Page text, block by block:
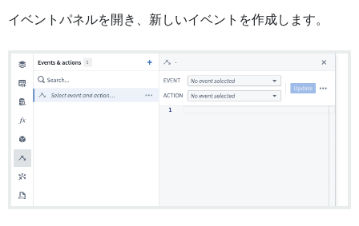
イベントパネルを開き、新しいイベントを作成します。